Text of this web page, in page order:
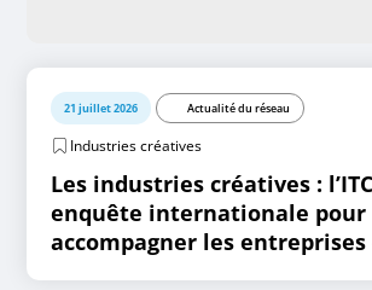
21 juillet 2026 Actualité du réseau
Industries créatives
Les industries créatives :
enquête internationale pour
accompagner les